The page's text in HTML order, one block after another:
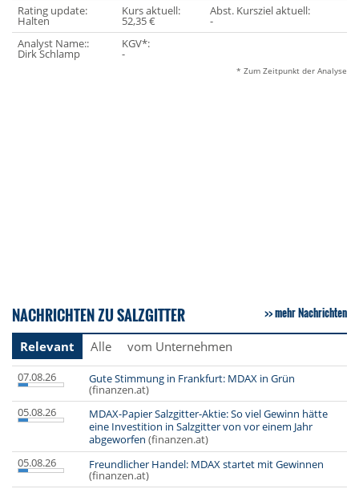
Rating update:
Halten
Kurs aktuell:
52,35 €
Abst. Kursziel aktuell:
-
Analyst Name::
Dirk Schlamp
KGV*:
-
* Zum Zeitpunkt der Analyse
NACHRICHTEN ZU SALZGITTER mehr Nachrichten
Relevant Alle vom Unternehmen
07.08.26 Gute Stimmung in Frankfurt: MDAX in Grün
(finanzen.at)
05.08.26
MDAX-Papier Salzgitter-Aktie: So viel Gewinn hätte
eine Investition in Salzgitter von vor einem Jahr
abgeworfen (finanzen.at)
05.08.26
Freundlicher Handel: MDAX startet mit Gewinnen
(finanzen.at)